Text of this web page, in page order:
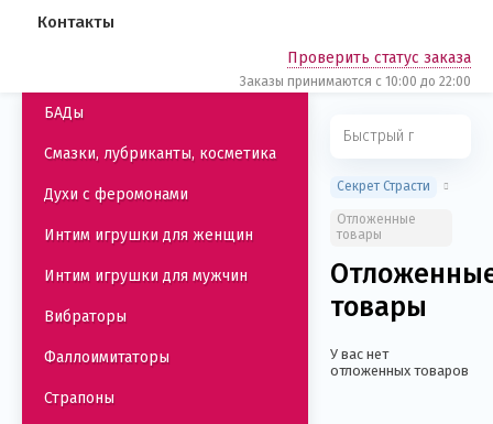
Контакты
Проверить статус заказа
Заказы принимаются c 10:00 до 22:00
БАДы
Смазки, лубриканты, косметика
Духи с феромонами
Интим игрушки для женщин
Интим игрушки для мужчин
Вибраторы
Фаллоимитаторы
Страпоны
Секрет Страсти
Отложенные
товары
товары
У вас нет
отложенных товаров